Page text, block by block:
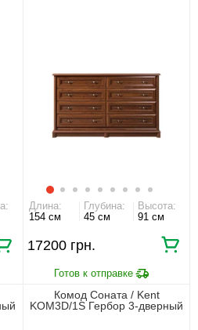
Длина:
154 см
Глубина:
45 см
Высота:
91 см
17200 грн.
Комод Соната / Kent
KOM3D/1S Гербор 3-дверный